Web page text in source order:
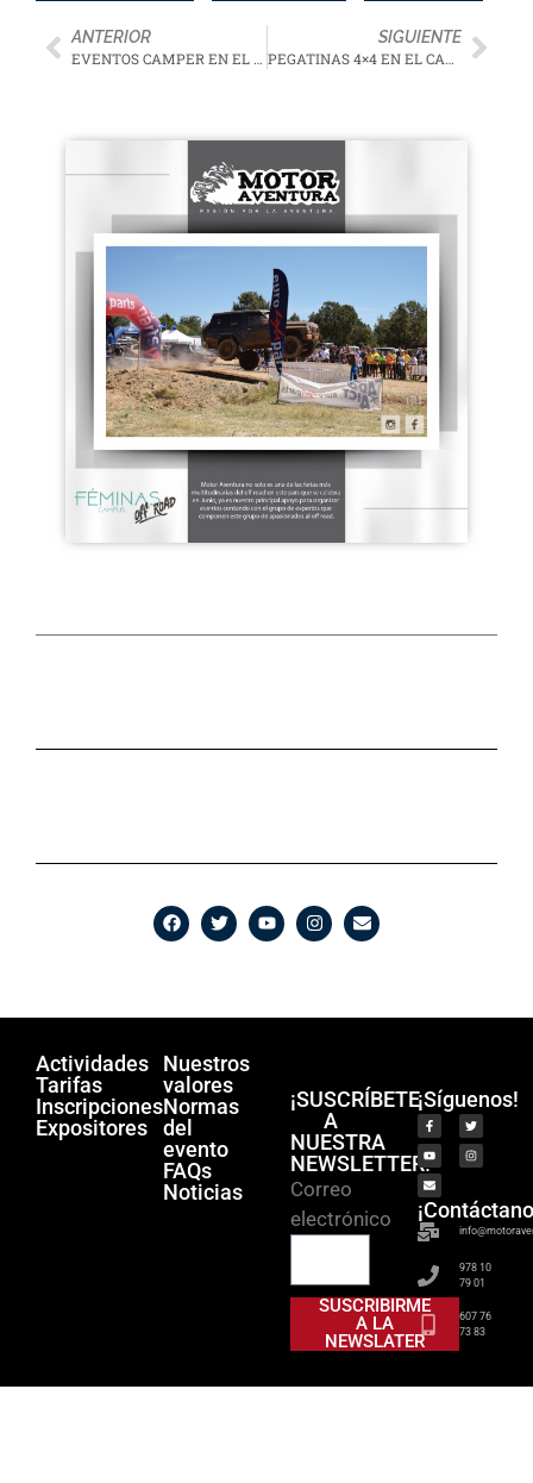
ANTERIOR
EVENTOS CAMPER EN EL CAMPUS FÉMINAS OFF ROAD
SIGUIENTE
PEGATINAS 4×4 EN EL CAMPUS FÉMINAS OFF ROAD
Actividades
Tarifas
Inscripciones
Expositores
Nuestros
valores
Normas
del
evento
FAQs
Noticias
¡SUSCRÍBETE
A
NUESTRA
NEWSLETTER!
Correo
electrónico
SUSCRIBIRME
A LA
NEWSLATER
¡Síguenos!
978 10
79 01
607 76
73 83